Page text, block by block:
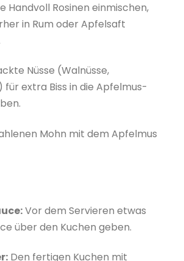
Handvoll Rosinen einmischen,
in Rum oder Apfelsaft
Nüsse (Walnüsse,
für extra Biss in die Apfelmus-
Mohn mit dem Apfelmus
Vor dem Servieren etwas
über den Kuchen geben.
Den fertigen Kuchen mit